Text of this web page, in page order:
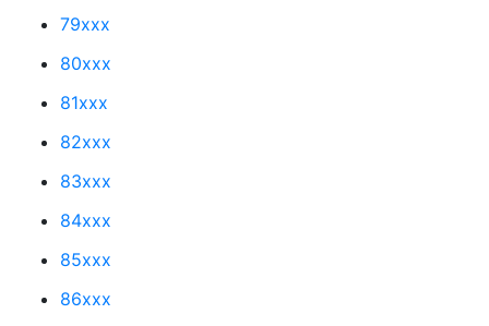
79xxx
80xxx
81xxx
82xxx
83xxx
84xxx
85xxx
86xxx